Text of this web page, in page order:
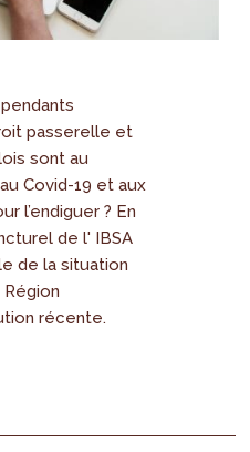
passerelle et
sont au
Covid-19 et aux
l’endiguer ? En
de l' IBSA
de la situation
récente.